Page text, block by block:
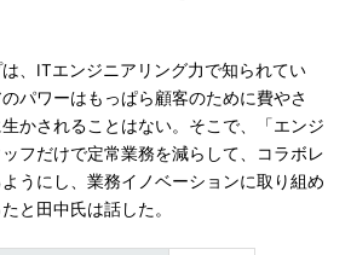
、ITエンジニアリング力で知られてい
パワーはもっぱら顧客のために費やさ
かされることはない。そこで、「エンジ
フだけで定常業務を減らして、コラボレ
うにし、業務イノベーションに取り組め
と田中氏は話した。